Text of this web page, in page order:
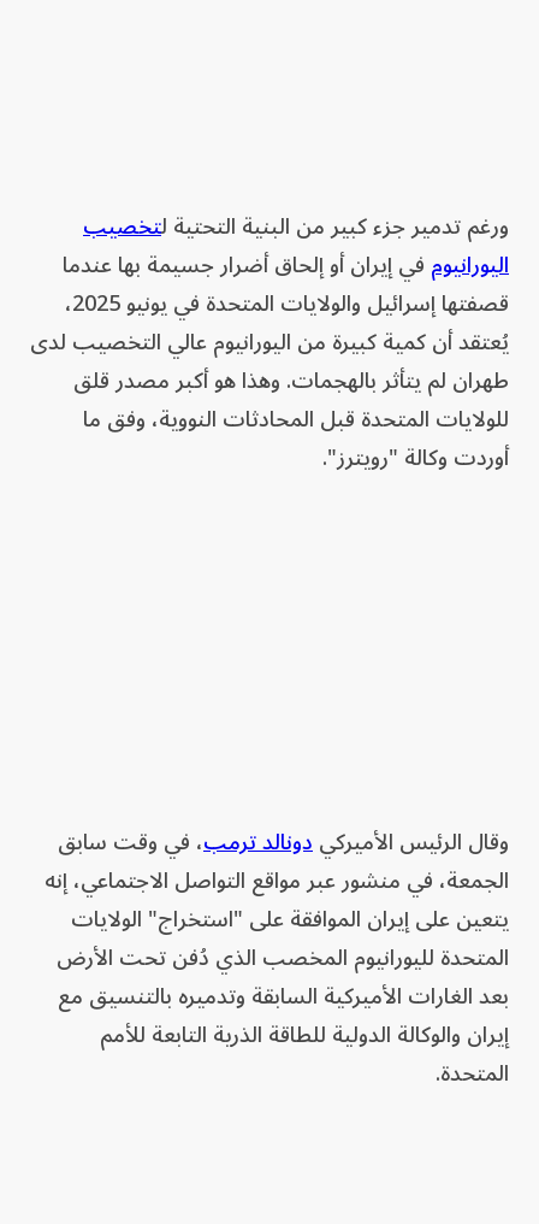
ورغم تدمير جزء كبير من البنية التحتية لتخصيب
اليورانيومفي إيران أو إلحاق أضرار جسيمة بها عندما
قصفتها إسرائيل والولايات المتحدة في يونيو 2025،
يُعتقد أن كمية كبيرة من اليورانيوم عالي التخصيب لدى
طهران لم يتأثر بالهجمات. وهذا هو أكبر مصدر قلق
للولايات المتحدة قبل المحادثات النووية، وفق ما
أوردت وكالة "رويترز".
وقال الرئيس الأميركيدونالد ترمب، في وقت سابق
الجمعة، في منشور عبر مواقع التواصل الاجتماعي، إنه
يتعين على إيران الموافقة على "استخراج" الولايات
المتحدة لليورانيوم المخصب الذي دُفن تحت الأرض
بعد الغارات الأميركية السابقة وتدميره بالتنسيق مع
إيران والوكالة الدولية للطاقة الذرية التابعة للأمم
المتحدة.